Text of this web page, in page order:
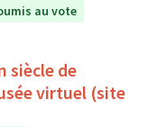
au vote
siècle de
virtuel (site